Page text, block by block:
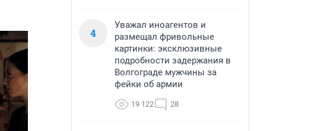
4
Уважал иноагентов и
размещал фривольные
картинки: эксклюзивные
подробности задержания в
Волгограде мужчины за
фейки об армии
19 122 28